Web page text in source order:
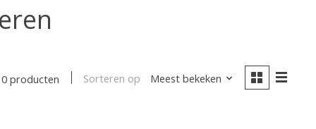
0 producten Sorteren op Meest bekeken